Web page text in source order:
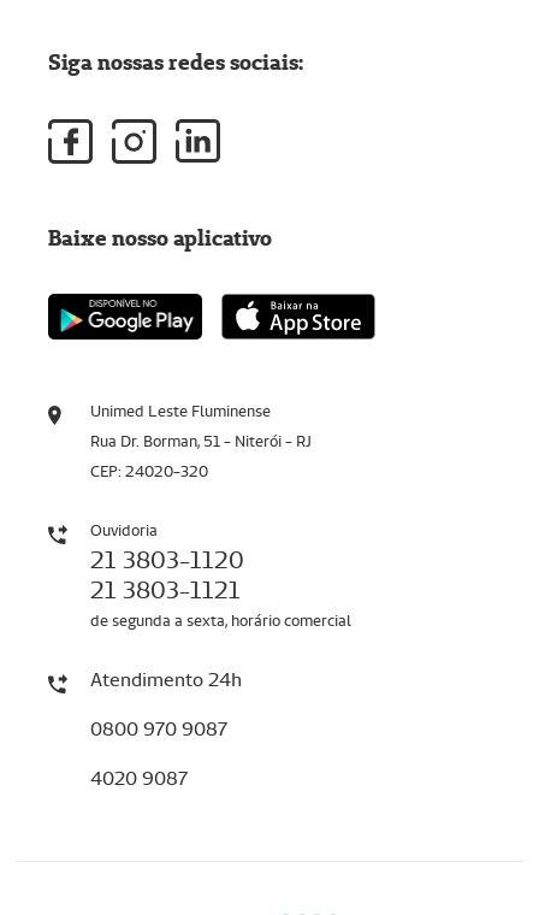
Unimed Leste Fluminense
Rua Dr. Borman, 51 - Niterói - RJ
CEP: 24020-320
Ouvidoria
21 3803-1120
21 3803-1121
de segunda a sexta, horário comercial
Atendimento 24h
0800 970 9087
4020 9087
Siga nossas redes sociais:
Baixe nosso aplicativo